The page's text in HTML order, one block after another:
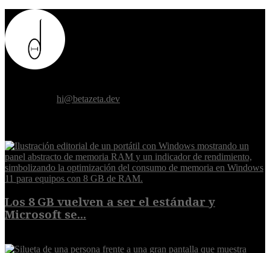
hi@betazeta.dev
Los 8 GB vuelven a ser el estándar y
Microsoft se...